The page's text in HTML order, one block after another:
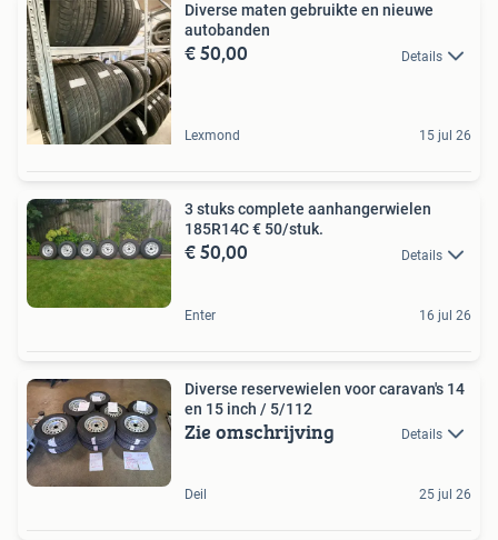
Diverse maten gebruikte en nieuwe
autobanden
€ 50,00 Details
Lexmond 15 jul 26
3 stuks complete aanhangerwielen
185R14C € 50/stuk.
€ 50,00 Details
Enter 16 jul 26
Diverse reservewielen voor caravan's 14
en 15 inch / 5/112
Zie omschrijving Details
Deil 25 jul 26